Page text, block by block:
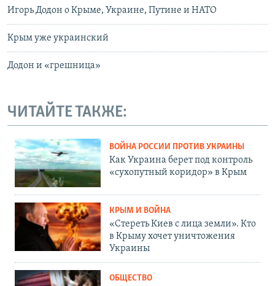
Игорь Додон о Крыме, Украине, Путине и НАТО
Крым уже украинский
Додон и «грешница»
ЧИТАЙТЕ ТАКЖЕ:
ВОЙНА РОССИИ ПРОТИВ УКРАИНЫ
Как Украина берет под контроль
«сухопутный коридор» в Крым
КРЫМ И ВОЙНА
«Стереть Киев с лица земли». Кто
в Крыму хочет уничтожения
Украины
ОБЩЕСТВО